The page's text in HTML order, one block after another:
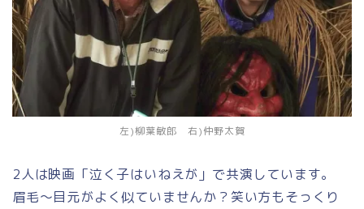
左)柳葉敏郎 右)仲野太賀
2人は映画「泣く子はいねえが」で共演しています。
眉毛～目元がよく似ていませんか？笑い方もそっくり